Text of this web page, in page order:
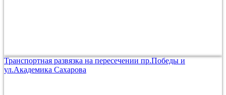
Транспортная развязка на пересечении пр.Победы и
ул.Академика Сахарова